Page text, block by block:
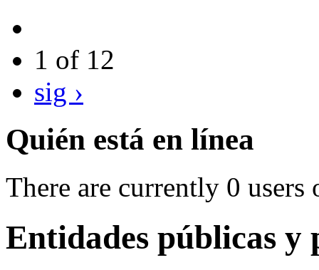
1 of 12
sig ›
Quién está en línea
There are currently 0 users
Entidades públicas y